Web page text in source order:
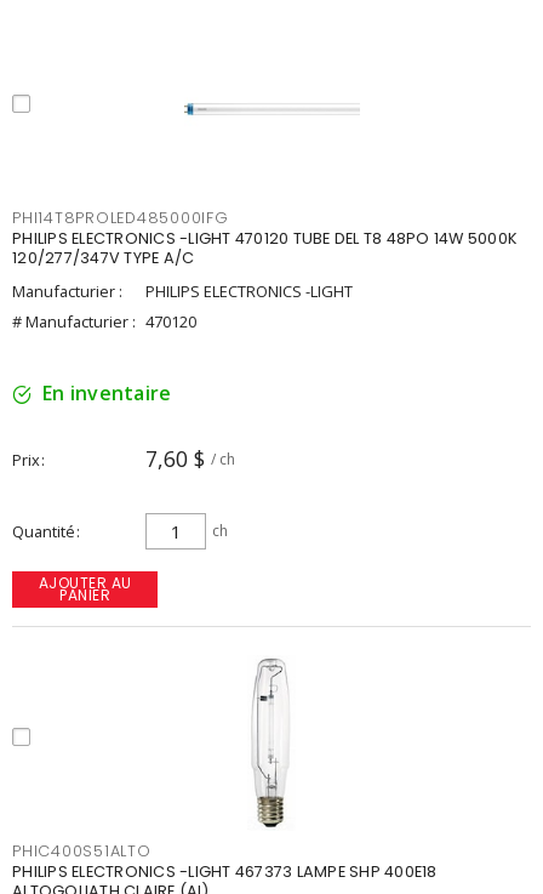
PHI14T8PROLED485000IFG
PHILIPS ELECTRONICS -LIGHT 470120 TUBE DEL T8 48PO 14W 5000K
120/277/347V TYPE A/C
Manufacturier :
PHILIPS ELECTRONICS -LIGHT
# Manufacturier : 470120
En inventaire
Prix 7,60 $ / ch
Quantité ch
AJOUTER AU
PANIER
PHIC400S51ALTO
PHILIPS ELECTRONICS -LIGHT 467373 LAMPE SHP 400E18